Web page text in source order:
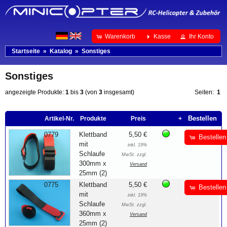
Warenkorb Kasse Ihr Konto
Startseite » Katalog » Sonstiges
Sonstiges
Seiten: 1
angezeigte Produkte: 1 bis 3 (von 3 insgesamt)
Artikel-Nr. Produkte Preis + Bestellen
0779
Klettband
mit
Schlaufe
300mm x
25mm (2)
5,50 €
inkl. 19%
MwSt. zzgl.
Versand
Bestellen
0775
Klettband
mit
Schlaufe
360mm x
25mm (2)
5,50 €
inkl. 19%
MwSt. zzgl.
Versand
Bestellen